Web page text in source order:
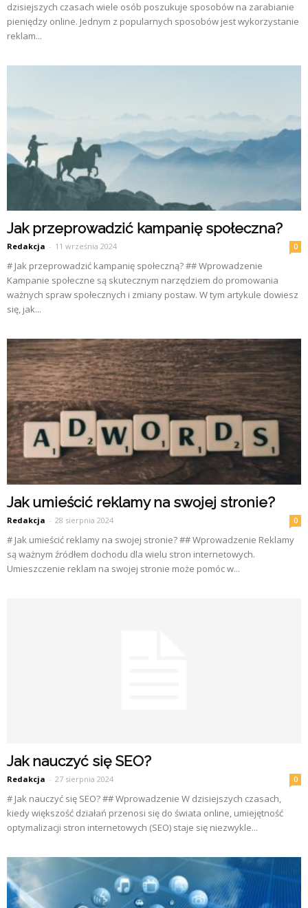
dzisiejszych czasach wiele osób poszukuje sposobów na zarabianie
pieniędzy online. Jednym z popularnych sposobów jest wykorzystanie
reklam...
Jak przeprowadzić kampanię społeczna?
Redakcja - 11 września 2024 0
# Jak przeprowadzić kampanię społeczną? ## Wprowadzenie
Kampanie społeczne są skutecznym narzędziem do promowania
ważnych spraw społecznych i zmiany postaw. W tym artykule dowiesz
się, jak...
Jak umieścić reklamy na swojej stronie?
Redakcja - 28 sierpnia 2024 0
# Jak umieścić reklamy na swojej stronie? ## Wprowadzenie Reklamy
są ważnym źródłem dochodu dla wielu stron internetowych.
Umieszczenie reklam na swojej stronie może pomóc w...
Jak nauczyć się SEO?
Redakcja - 27 sierpnia 2024 0
# Jak nauczyć się SEO? ## Wprowadzenie W dzisiejszych czasach,
kiedy większość działań przenosi się do świata online, umiejętność
optymalizacji stron internetowych (SEO) staje się niezwykle...